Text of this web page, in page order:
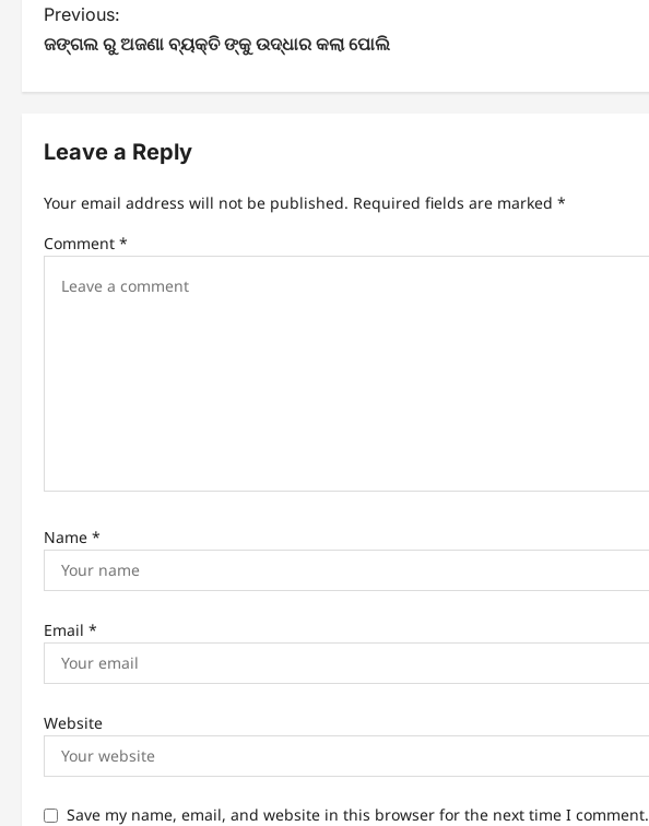
P
o
s
t
a
v
o
n
Previous:
ଜଙ୍ଗଲ ରୁ ଅଜଣା ବ୍ୟକ୍ତି ଙ୍କୁ ଉଦ୍ଧାର କଲା ପୋଲି
Leave a Reply
Your email address will not be published. Required fields are marked *
Comment *
Name *
Email *
Website
Save my name, email, and website in this browser for the next time I comment.